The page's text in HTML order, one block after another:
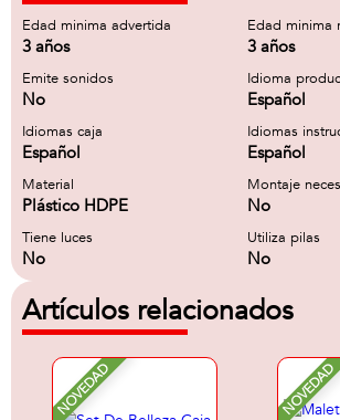
Edad minima advertida
3 años
Edad minima
3 años
Emite sonidos
No
Idioma
Español
Idiomas caja
Español
Idiomas
Español
Material
Plástico HDPE
Montaje
No
Tiene luces
No
Utiliza pilas
No
Artículos relacionados
NOVEDAD NOVEDAD